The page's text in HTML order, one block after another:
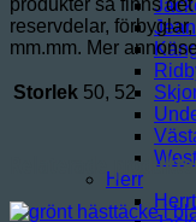
Herr
reservdelar,
mm.mm. Mer
Storlek 50, 52
Relaterade